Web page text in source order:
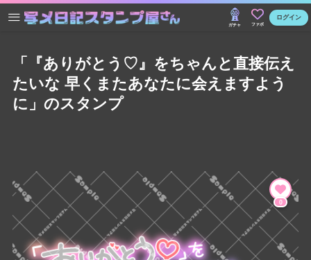
ガチャ ファボ
ログイン
「『ありがとう♡』をちゃんと直接伝え
たいな 早くまたあなたに会えますよう
に」のスタンプ
0